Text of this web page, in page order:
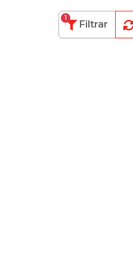
Filtrar
1